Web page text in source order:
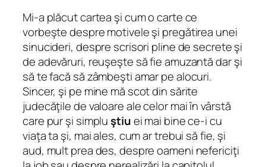
Mi-a plăcut cartea şi cum o carte ce
vorbeşte despre motivele şi pregătirea unei
sinucideri, despre scrisori pline de secrete şi
de adevăruri, reuşeşte să fie amuzantă dar şi
să te facă să zâmbeşti amar pe alocuri.
Sincer, şi pe mine mă scot din sărite
judecăţile de valoare ale celor mai în vârstă
care pur şi simpluştiuei mai bine ce-i cu
viaţa ta şi, mai ales, cum ar trebui să fie, şi
aud, mult prea des, despre oameni nefericiţi